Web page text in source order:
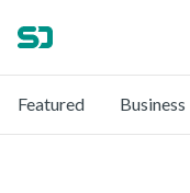
Featured Business